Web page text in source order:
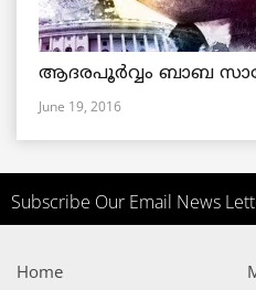
ആദരപൂര്‍വ്വം ബാബ
June 19, 2016
Subscribe Our Email News
Home